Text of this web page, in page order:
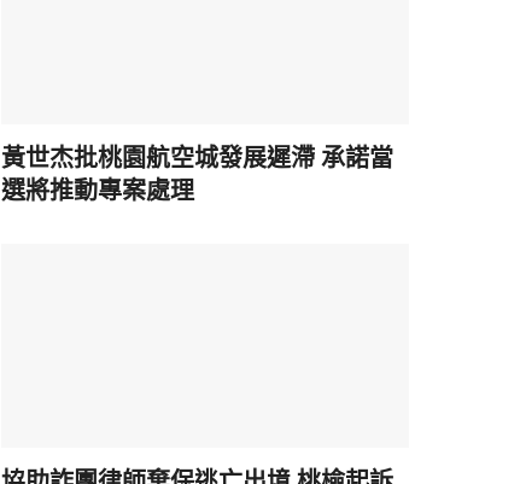
黃世杰批桃園航空城發展遲滯 承諾當
選將推動專案處理